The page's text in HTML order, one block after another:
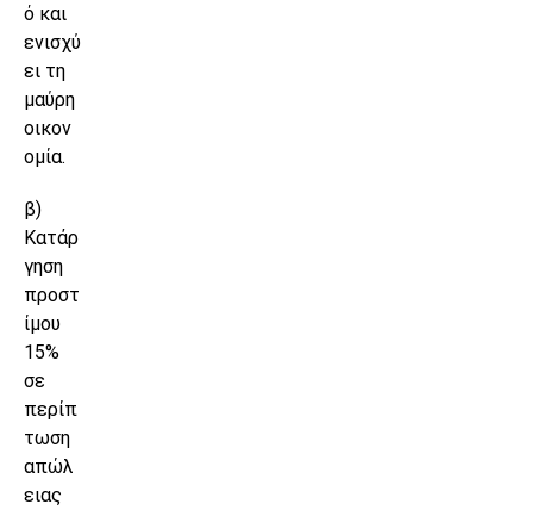
ό και
ενισχύ
ει τη
μαύρη
οικον
ομία.
β)
Κατάρ
γηση
προστ
ίμου
15%
σε
περίπ
τωση
απώλ
ειας